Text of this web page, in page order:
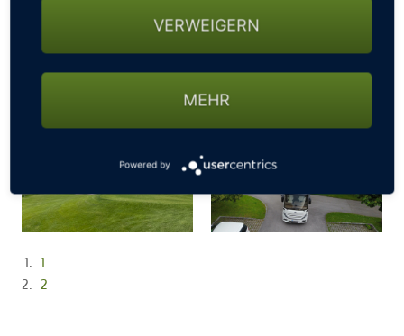
1
2
VERWEIGERN
MEHR
Powered by